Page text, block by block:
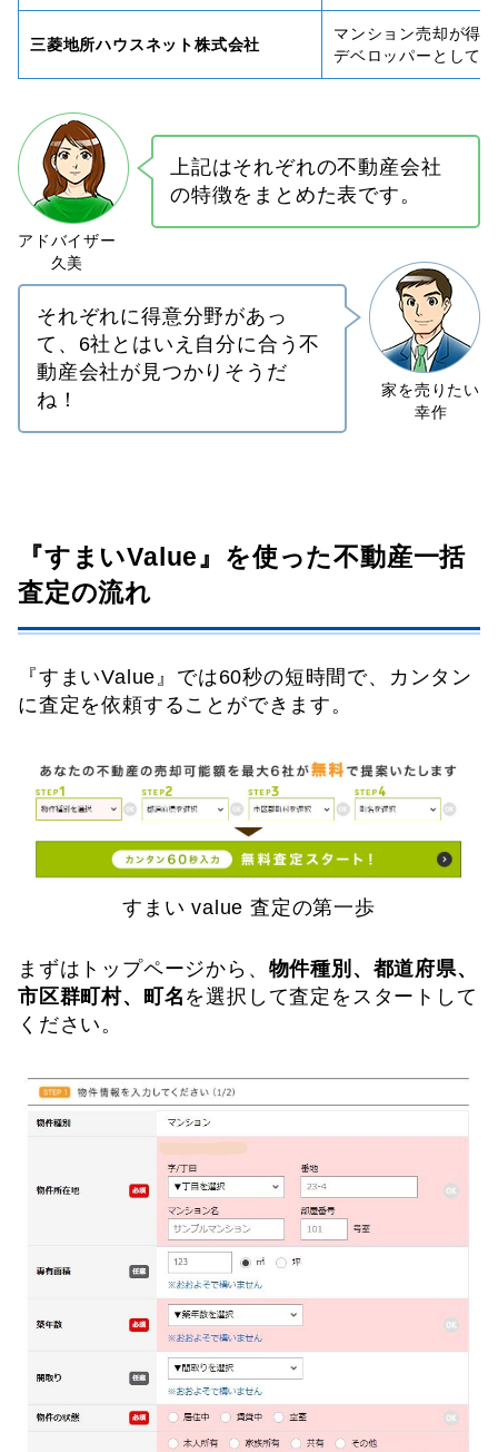
三菱地所ハウスネット株式会社
マンション売却が得意
デベロッパーとして
上記はそれぞれの不動産会社
の特徴をまとめた表です。
それぞれに得意分野があっ
て、6社とはいえ自分に合う不
動産会社が見つかりそうだ
ね！
『すまいValue』を使った不動産一括
査定の流れ
『すまいValue』では60秒の短時間で、カンタン
に査定を依頼することができます。
すまい value 査定の第一歩
まずはトップページから、 物件種別、都道府県、
市区群町村、町名 を選択して査定をスタートして
ください。